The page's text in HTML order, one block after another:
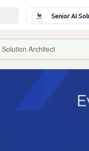
Solution Architect